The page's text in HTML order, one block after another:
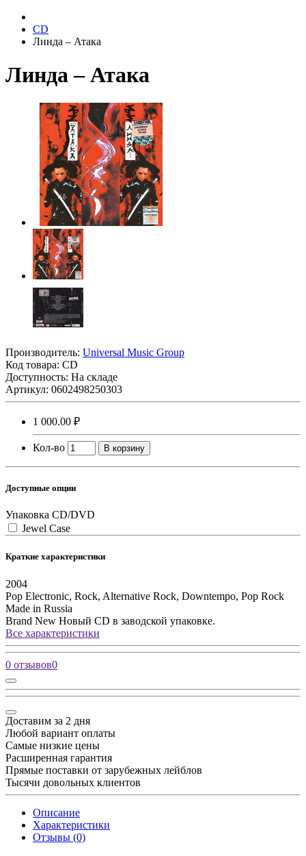
CD
Линда ‎– Атака
Линда ‎– Атака
Производитель: Universal Music Group
Код товара: CD
Доступность: На складе
Артикул: 0602498250303
1 000.00 ₽
Кол-во В корзину
Доступные опции
Упаковка CD/DVD
Jewel Case
Краткие характеристики
2004
Pop Electronic, Rock, Alternative Rock, Downtempo, Pop Rock
Made in Russia
Brand New Новый CD в заводской упаковке.
Все характеристики
0 отзывов0
Доставим за 2 дня
Любой вариант оплаты
Самые низкие цены
Расширенная гарантия
Прямые поставки от зарубежных лейблов
Тысячи довольных клиентов
Описание
Характеристики
Отзывы (0)